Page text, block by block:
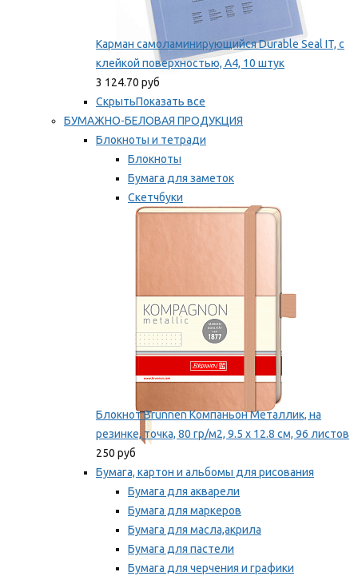
Карман самоламинирующийся Durable Seal IT, с
клейкой поверхностью, A4, 10 штук
3 124.70 руб
СкрытьПоказать все
БУМАЖНО-БЕЛОВАЯ ПРОДУКЦИЯ
Блокноты и тетради
Блокноты
Бумага для заметок
Скетчбуки
Тетради
Блокнот Brunnen Компаньон Металлик, на
резинке, точка, 80 гр/м2, 9.5 х 12.8 см, 96 листов
250 руб
Бумага, картон и альбомы для рисования
Бумага для акварели
Бумага для маркеров
Бумага для масла,акрила
Бумага для пастели
Бумага для черчения и графики